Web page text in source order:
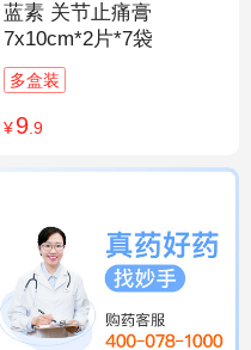
蓝素 关节止痛膏
7x10cm*2片*7袋
多盒装
¥9.9